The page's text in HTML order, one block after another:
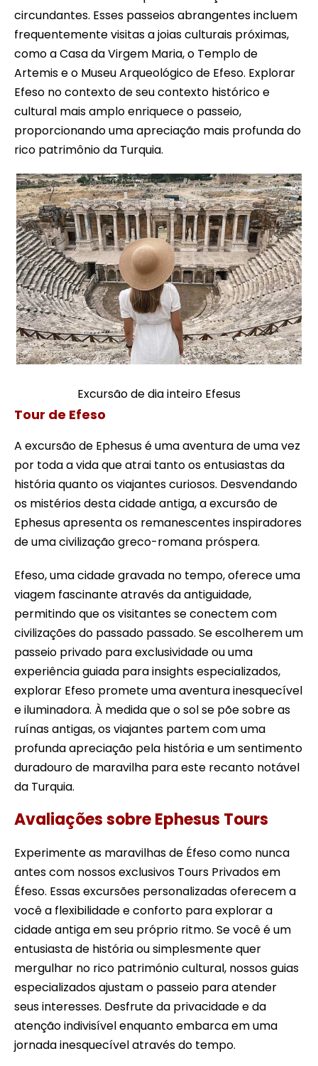
circundantes. Esses passeios abrangentes incluem
frequentemente visitas a joias culturais próximas,
como a Casa da Virgem Maria, o Templo de
Artemis e o Museu Arqueológico de Efeso. Explorar
Efeso no contexto de seu contexto histórico e
cultural mais amplo enriquece o passeio,
proporcionando uma apreciação mais profunda do
rico patrimônio da Turquia.
Excursão de dia inteiro Efesus
Tour de Efeso
A excursão de Ephesus é uma aventura de uma vez
por toda a vida que atrai tanto os entusiastas da
história quanto os viajantes curiosos. Desvendando
os mistérios desta cidade antiga, a excursão de
Ephesus apresenta os remanescentes inspiradores
de uma civilização greco-romana próspera.
Efeso, uma cidade gravada no tempo, oferece uma
viagem fascinante através da antiguidade,
permitindo que os visitantes se conectem com
civilizações do passado passado. Se escolherem um
passeio privado para exclusividade ou uma
experiência guiada para insights especializados,
explorar Efeso promete uma aventura inesquecível
e iluminadora. À medida que o sol se põe sobre as
ruínas antigas, os viajantes partem com uma
profunda apreciação pela história e um sentimento
duradouro de maravilha para este recanto notável
da Turquia.
Avaliações sobre Ephesus Tours
Experimente as maravilhas de Éfeso como nunca
antes com nossos exclusivos Tours Privados em
Éfeso. Essas excursões personalizadas oferecem a
você a flexibilidade e conforto para explorar a
cidade antiga em seu próprio ritmo. Se você é um
entusiasta de história ou simplesmente quer
mergulhar no rico património cultural, nossos guias
especializados ajustam o passeio para atender
seus interesses. Desfrute da privacidade e da
atenção indivisível enquanto embarca em uma
jornada inesquecível através do tempo.